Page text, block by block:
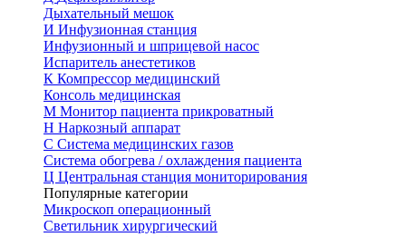
Дыхательный мешок
И Инфузионная станция
Инфузионный и шприцевой насос
Испаритель анестетиков
К Компрессор медицинский
Консоль медицинская
М Монитор пациента прикроватный
Н Наркозный аппарат
С Система медицинских газов
Система обогрева / охлаждения пациента
Ц Центральная станция мониторирования
Популярные категории
Микроскоп операционный
Светильник хирургический